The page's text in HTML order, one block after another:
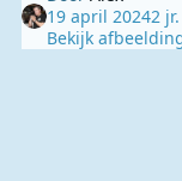
19 april 20242 jr.
Bekijk